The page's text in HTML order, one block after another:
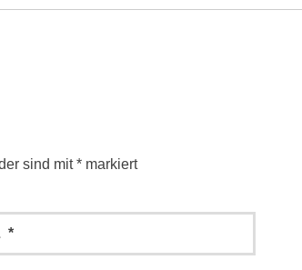
sind mit*markiert